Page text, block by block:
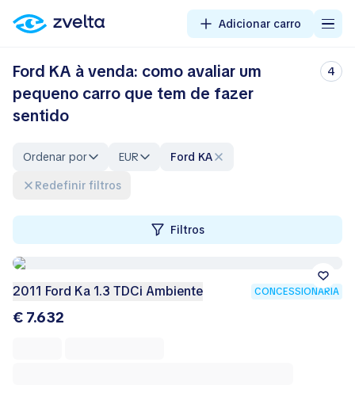
Adicionar carro
Ford KA à venda: como avaliar um
pequeno carro que tem de fazer
sentido
4
Ordenar por EUR
Ford KA
Redefinir filtros
Filtros
2011 Ford Ka 1.3 TDCi Ambiente CONCESSIONÁRIA
€ 7.632